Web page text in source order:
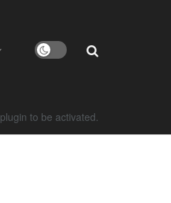
plugin to be activated.